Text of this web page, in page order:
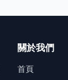
關於我們
首頁